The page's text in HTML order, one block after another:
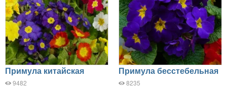
Примула китайская
9482
Примула бесстебельная
8235